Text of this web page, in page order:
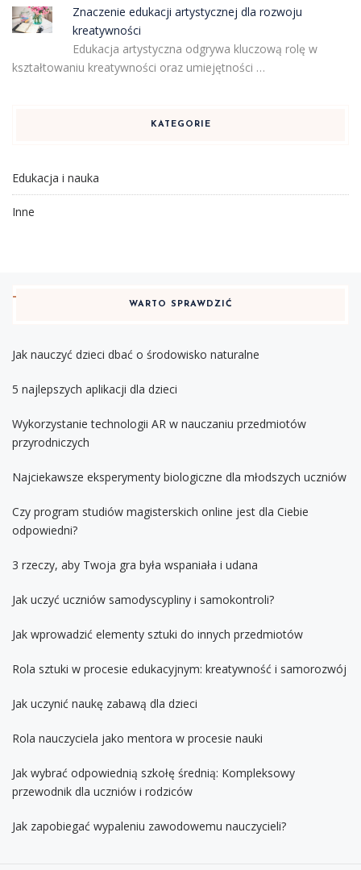
Znaczenie edukacji artystycznej dla rozwoju
kreatywności
Edukacja artystyczna odgrywa kluczową rolę w
kształtowaniu kreatywności oraz umiejętności …
KATEGORIE
Edukacja i nauka
Inne
WARTO SPRAWDZIĆ
Jak nauczyć dzieci dbać o środowisko naturalne
5 najlepszych aplikacji dla dzieci
Wykorzystanie technologii AR w nauczaniu przedmiotów
przyrodniczych
Najciekawsze eksperymenty biologiczne dla młodszych uczniów
Czy program studiów magisterskich online jest dla Ciebie
odpowiedni?
3 rzeczy, aby Twoja gra była wspaniała i udana
Jak uczyć uczniów samodyscypliny i samokontroli?
Jak wprowadzić elementy sztuki do innych przedmiotów
Rola sztuki w procesie edukacyjnym: kreatywność i samorozwój
Jak uczynić naukę zabawą dla dzieci
Rola nauczyciela jako mentora w procesie nauki
Jak wybrać odpowiednią szkołę średnią: Kompleksowy
przewodnik dla uczniów i rodziców
Jak zapobiegać wypaleniu zawodowemu nauczycieli?